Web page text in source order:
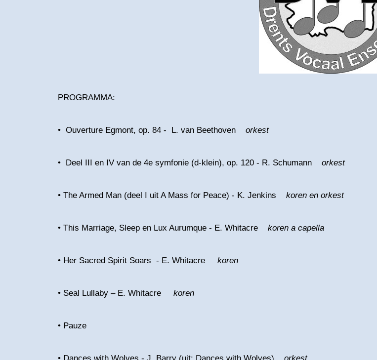
PROGRAMMA:
• Ouverture Egmont, op. 84 - L. van Beethoven orkest
• Deel III en IV van de 4e symfonie (d-klein), op. 120 - R. Schumann orkest
• The Armed Man (deel I uit A Mass for Peace) - K. Jenkins koren en orkest
• This Marriage, Sleep en Lux Aurumque - E. Whitacre koren a capella
• Her Sacred Spirit Soars - E. Whitacre koren
• Seal Lullaby – E. Whitacre koren
• Pauze
• Dances with Wolves - J. Barry (uit: Dances with Wolves) orkest